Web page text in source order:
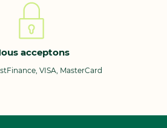
acceptons
VISA, MasterCard